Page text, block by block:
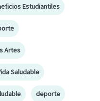
Estudiantiles
Artes
Saludable
deporte